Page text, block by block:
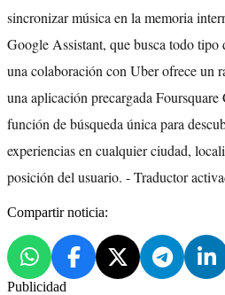
sincronizar música en la memoria
Google Assistant, que busca todo
una colaboración con Uber ofrece un
una aplicación precargada
función de búsqueda única para
experiencias en cualquier ciudad,
posición del usuario. - Traductor
Compartir noticia:
Publicidad